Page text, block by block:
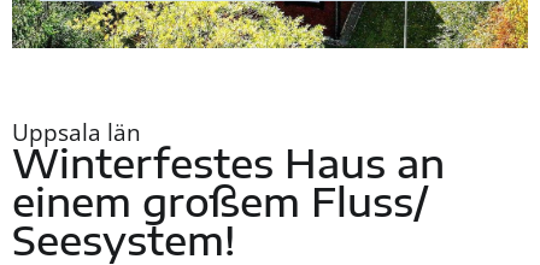
Uppsala län
Winterfestes Haus an
einem großem Fluss/
Seesystem!